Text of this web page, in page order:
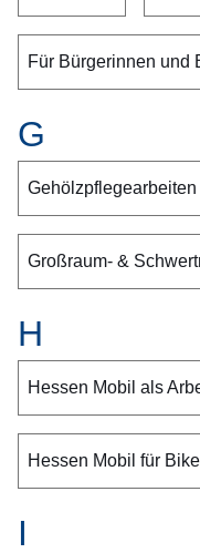
Für Bürgerinnen und
G
Gehölzpflegearbeiten
Großraum- &
H
Hessen Mobil als
Hessen Mobil für
I